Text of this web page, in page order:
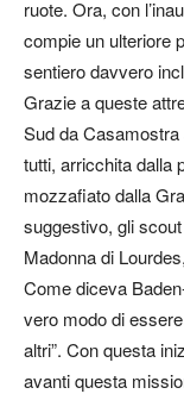
ruote. Ora, con
compie un ulteriore
sentiero davvero
Grazie a queste
Sud da Casamostra
tutti, arricchita dalla
mozzafiato dalla
suggestivo, gli
Madonna di
Come diceva
vero modo di
altri”. Con questa
avanti questa